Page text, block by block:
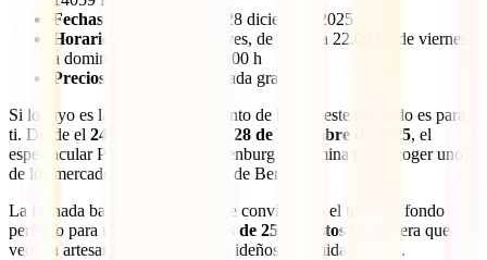
Fechas:
24 noviembre – 28 diciembre 2025
Horarios:
De lunes a jueves, de 13.00 a 22.00 h., de viernes
a domingo, de 12.00 a 22.00 h
Precios de entrada:
Entrada gratuita
Si lo tuyo es la atmósfera de cuento de hadas, este mercado es para
ti. Desde el 24 de noviembre al 28 de diciembre de 2025, el
espectacular Palacio de Charlottenburg se ilumina para acoger uno
de los mercados más románticos de Berlín.
La fachada barroca del palacio se convierte en el telón de fondo
perfecto para un paseo entre
más de 250 puestos de madera que
venden artesanías, productos navideños y comidas típicas.